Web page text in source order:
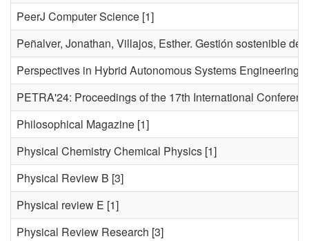
PeerJ Computer Science [1]
Peñalver, Jonathan, Villajos, Esther. Gestión sostenible
Perspectives in Hybrid Autonomous Systems Engineering
PETRA'24: Proceedings of the 17th International
Philosophical Magazine [1]
Physical Chemistry Chemical Physics [1]
Physical Review B [3]
Physical review E [1]
Physical Review Research [3]